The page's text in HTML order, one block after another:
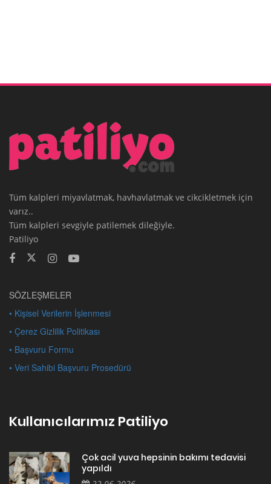
Tüm kalpleri miyavlatmak, havhavlatmak ve cikcikletmek için
varız..
Tüm kalpleri sevgiyle patilemek dileğiyle.
Patiliyo
SÖZLEŞMELER
• Kişisel Verilerin İşlenmesi
• Çerez Gizlilik Politikası
• Başvuru Formu
• Veri Sahibi Başvuru Prosedürü
Kullanıcılarımız Patiliyo
Çok acil yuva hepsinin bakımı tedavisi
yapıldı